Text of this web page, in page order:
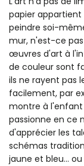
papier appartient
peindre soi-
mur, n'est-ce
œuvres d'art à
de couleur sont
ils ne rayent pas
facilement, par
montre à l'enfant
passionne en ce
d'apprécier les
schémas
jaune et bleu...